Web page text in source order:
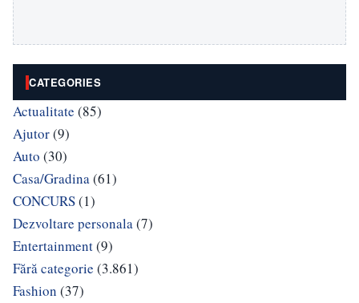
CATEGORIES
Actualitate (85)
Ajutor(9)
Auto (30)
Casa/Gradina(61)
CONCURS(1)
Dezvoltare personala(7)
Entertainment(9)
Fără categorie (3.861)
Fashion (37)